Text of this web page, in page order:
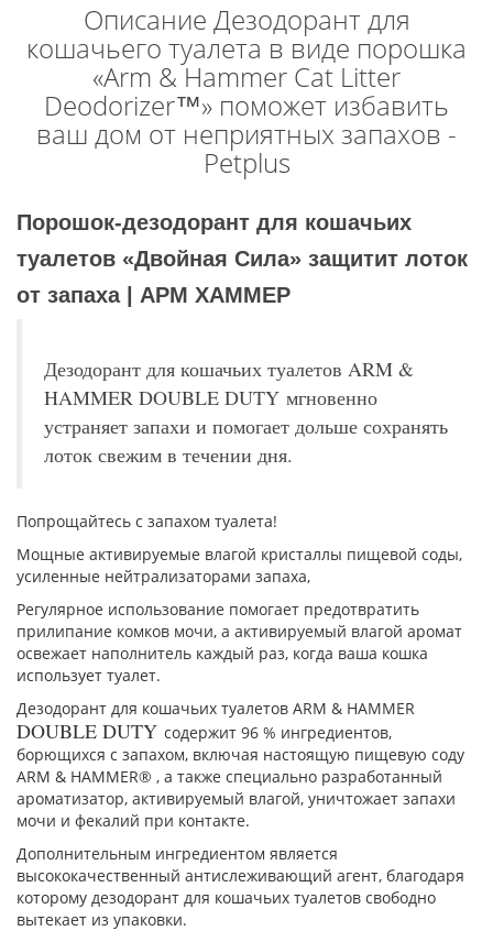
Описание Дезодорант для
кошачьего туалета в виде порошка
«Arm & Hammer Cat Litter
Deodorizer™» поможет избавить
ваш дом от неприятных запахов -
Petplus
Порошок-дезодорант для кошачьих
туалетов «Двойная Сила» защитит лоток
от запаха | АРМ ХАММЕР
Дезодорант для кошачьих туалетов ARM &
HAMMER DOUBLE DUTY мгновенно
устраняет запахи и помогает дольше сохранять
лоток свежим в течении дня.
Попрощайтесь с запахом туалета!
Мощные активируемые влагой кристаллы пищевой соды,
усиленные нейтрализаторами запаха,
Регулярное использование помогает предотвратить
прилипание комков мочи, а активируемый влагой аромат
освежает наполнитель каждый раз, когда ваша кошка
использует туалет.
Дезодорант для кошачьих туалетов ARM & HAMMER
DOUBLE DUTY содержит 96 % ингредиентов,
борющихся с запахом, включая настоящую пищевую соду
ARM & HAMMER® , а также специально разработанный
ароматизатор, активируемый влагой, уничтожает запахи
мочи и фекалий при контакте.
Дополнительным ингредиентом является
высококачественный антислеживающий агент, благодаря
которому дезодорант для кошачьих туалетов свободно
вытекает из упаковки.